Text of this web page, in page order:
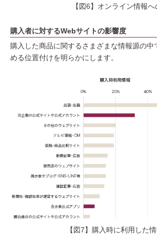
【図6】オンライン情報
購入者に対するWebサイトの影響度
購入した商品に関するさまざまな情報源の中
める位置付けを明らかにします。
【図7】購入時に利用した